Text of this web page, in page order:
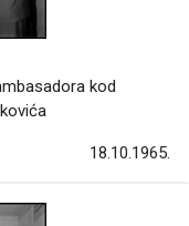
kod
18.10.1965.